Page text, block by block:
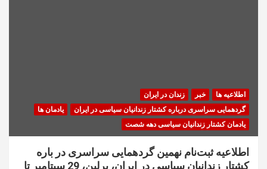
اطلاعیه ها خبر
زندان در ایران
گردهمایی سراسری درباره کشتار زندانیان سیاسی در ایران
یادمان ها
یادمان کشتار زندانیان سیاسی دهه شصت
اطلاعیه ثبت‌نام نهمین گردهمایی سراسری در باره
کشتار زندانیان سیاسی در ایران، برلین، 29 سپتامبر تا